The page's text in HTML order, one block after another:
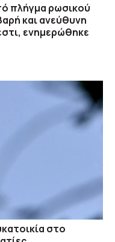
πλήγμα ρωσικού
και ανεύθυνη
ενημερώθηκε
στο